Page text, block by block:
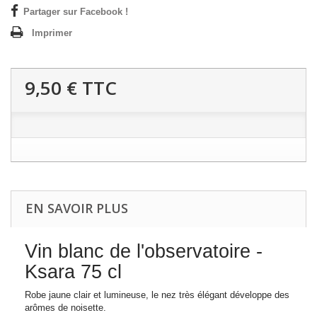
Partager sur Facebook !
Imprimer
9,50 € TTC
EN SAVOIR PLUS
Vin blanc de l'observatoire -
Ksara 75 cl
Robe jaune clair et lumineuse, le nez très élégant développe des
arômes de noisette.